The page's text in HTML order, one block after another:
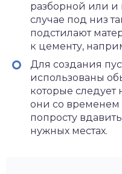
разборной или и
случае под низ
подстилают
к цементу,
Для создания
использованы
которые следует
они со временем
попросту
нужных местах.